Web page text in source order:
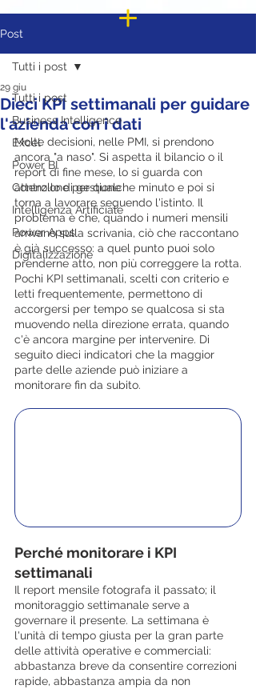
Post
Tutti i post
Business Intelligence
Excel
Power BI
Controllo di gestione
Intelligenza Artificiale
Power Apps
Digitalizzazione
Tutti i post
Dieci KPI settimanali per guidare
l'azienda con i dati
29 giu
Molte decisioni, nelle PMI, si prendono
ancora "a naso". Si aspetta il bilancio o il
report di fine mese, lo si guarda con
attenzione per qualche minuto e poi si
torna a lavorare seguendo l'istinto. Il
problema è che, quando i numeri mensili
arrivano sulla scrivania, ciò che raccontano
è già successo: a quel punto puoi solo
prenderne atto, non più correggere la rotta.
Pochi KPI settimanali, scelti con criterio e
letti frequentemente, permettono di
accorgersi per tempo se qualcosa si sta
muovendo nella direzione errata, quando
c'è ancora margine per intervenire. Di
seguito dieci indicatori che la maggior
parte delle aziende può iniziare a
monitorare fin da subito.
Perché monitorare i KPI
settimanali
Il report mensile fotografa il passato; il
monitoraggio settimanale serve a
governare il presente. La settimana è
l'unità di tempo giusta per la gran parte
delle attività operative e commerciali:
abbastanza breve da consentire correzioni
rapide, abbastanza ampia da non